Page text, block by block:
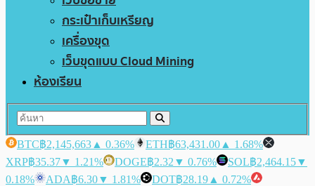
กระเป๋าเก็บเหรียญ
เครื่องขุด
เว็บขุดแบบ Cloud Mining
ห้องเรียน
BTC฿2,145,663 ▲ 0.36% ETH฿63,431.00 ▲ 1.68%
XRP฿35.37▼ 1.21% DOGE฿2.32 ▼ 0.76% SOL฿2,464.15▼
0.18%
ADA฿6.30▼ 1.81% DOT฿28.19 ▲ 0.72%